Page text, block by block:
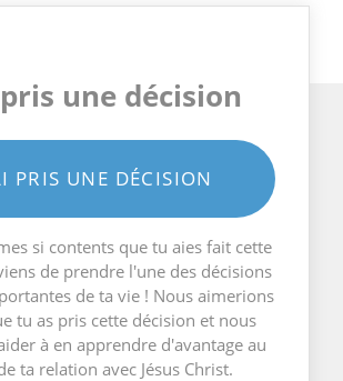
une décision
PRIS UNE DÉCISION
si contents que tu aies fait cette
de prendre l'une des décisions
de ta vie ! Nous aimerions
tu as pris cette décision et nous
à en apprendre d'avantage au
ta relation avec Jésus Christ.